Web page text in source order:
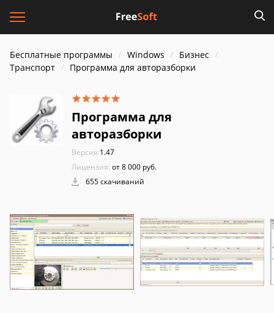
Бесплатные программы Windows
Бизнес
Транспорт
Программа для авторазборки
Программа для
авторазборки
Версия:1.47
Лицензия: от 8 000 руб.
655 скачиваний